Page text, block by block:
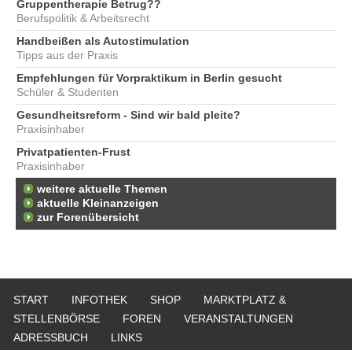
Gruppentherapie Betrug??
Berufspolitik & Arbeitsrecht
Handbeißen als Autostimulation
Tipps aus der Praxis
Empfehlungen für Vorpraktikum in Berlin gesucht
Schüler & Studenten
Gesundheitsreform - Sind wir bald pleite?
Praxisinhaber
Privatpatienten-Frust
Praxisinhaber
weitere aktuelle Themen
aktuelle Kleinanzeigen
zur Forenübersicht
START INFOTHEK SHOP
MARKTPLATZ &
STELLENBÖRSE
FOREN
VERANSTALTUNGEN
ADRESSBUCH
LINKS